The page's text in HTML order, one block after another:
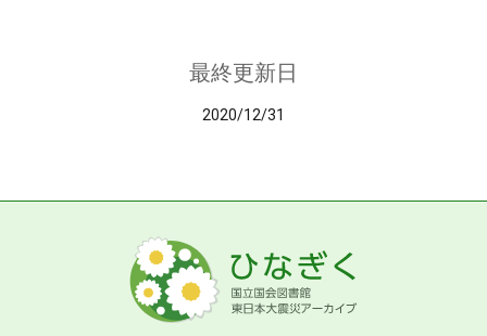
最終更新日
2020/12/31